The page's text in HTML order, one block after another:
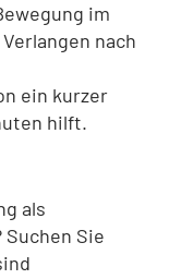
im
nach
ein kurzer
hilft.
als
Sie